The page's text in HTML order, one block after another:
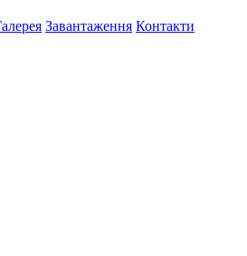
Завантаження Контакти